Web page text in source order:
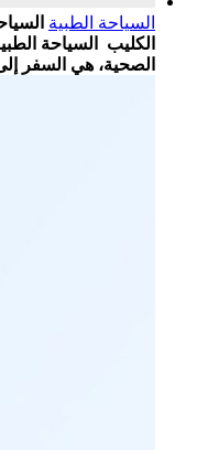
السياحة الطبية
الكليب السياحة
الصحية، هي السفر